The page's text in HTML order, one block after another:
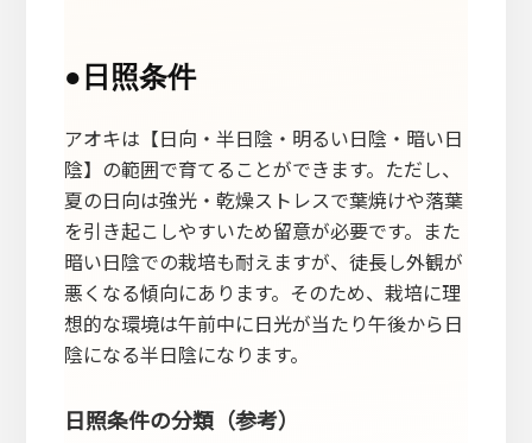
●日照条件
アオキは【日向・半日陰・明るい日陰・暗い日
陰】の範囲で育てることができます。ただし、
夏の日向は強光・乾燥ストレスで葉焼けや落葉
を引き起こしやすいため留意が必要です。また
暗い日陰での栽培も耐えますが、徒長し外観が
悪くなる傾向にあります。そのため、栽培に理
想的な環境は午前中に日光が当たり午後から日
陰になる半日陰になります。
日照条件の分類（参考）